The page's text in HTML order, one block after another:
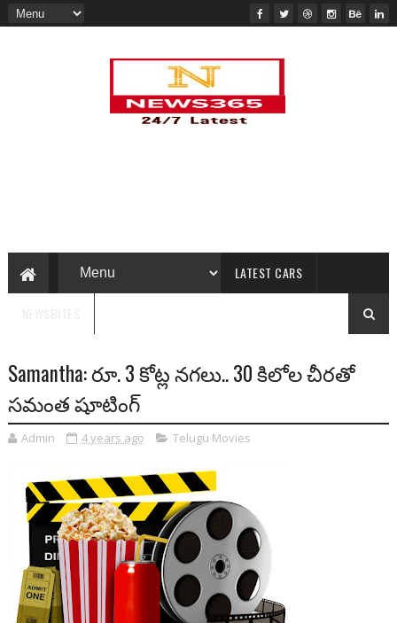
LATEST CARS
Samantha: రూ. 3 కోట్ల న‌గ‌లు.. 30 కిలోల చీర‌తో
స‌మంత షూటింగ్
Admin 4 years ago Telugu Movies